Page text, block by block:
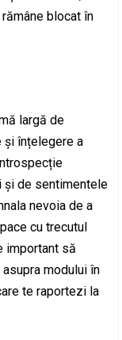
blocat în
largă de
și înțelegere a
și de sentimentele
nevoia de a
cu trecutul
important să
modului în
te raportezi la